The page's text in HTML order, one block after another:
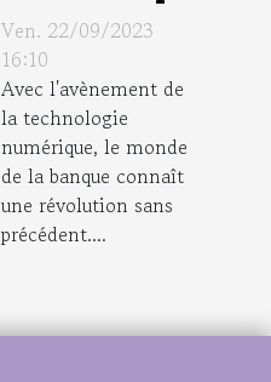
numérique
pour les
professionnels
Ven. 22/09/2023
16:10
Avec l'avènement de
la technologie
numérique, le monde
de la banque connaît
une révolution sans
précédent....